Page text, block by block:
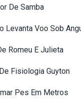
De Samba
Levanta Voo Sob
Romeu E Julieta
Fisiologia Guyton
Pes Em Metros